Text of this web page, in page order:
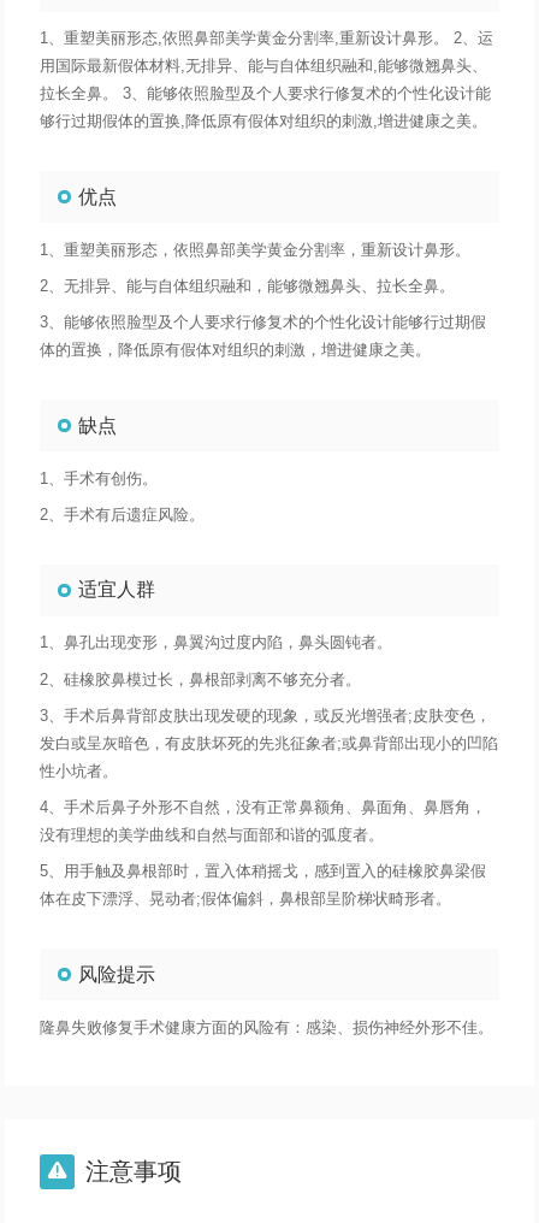
1、重塑美丽形态,依照鼻部美学黄金分割率,重新设计鼻形。 2、运
用国际最新假体材料,无排异、能与自体组织融和,能够微翘鼻头、
拉长全鼻。 3、能够依照脸型及个人要求行修复术的个性化设计能
够行过期假体的置换,降低原有假体对组织的刺激,增进健康之美。
优点
1、重塑美丽形态，依照鼻部美学黄金分割率，重新设计鼻形。
2、无排异、能与自体组织融和，能够微翘鼻头、拉长全鼻。
3、能够依照脸型及个人要求行修复术的个性化设计能够行过期假
体的置换，降低原有假体对组织的刺激，增进健康之美。
缺点
1、手术有创伤。
2、手术有后遗症风险。
适宜人群
1、鼻孔出现变形，鼻翼沟过度内陷，鼻头圆钝者。
2、硅橡胶鼻模过长，鼻根部剥离不够充分者。
3、手术后鼻背部皮肤出现发硬的现象，或反光增强者;皮肤变色，
发白或呈灰暗色，有皮肤坏死的先兆征象者;或鼻背部出现小的凹陷
性小坑者。
4、手术后鼻子外形不自然，没有正常鼻额角、鼻面角、鼻唇角，
没有理想的美学曲线和自然与面部和谐的弧度者。
5、用手触及鼻根部时，置入体稍摇戈，感到置入的硅橡胶鼻梁假
体在皮下漂浮、晃动者;假体偏斜，鼻根部呈阶梯状畸形者。
风险提示
隆鼻失败修复手术健康方面的风险有：感染、损伤神经外形不佳。
 注意事项